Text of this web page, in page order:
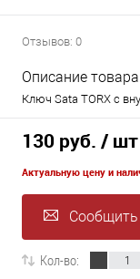
Отзывов: 0
Описание
Ключ Sata TORX с
130 руб. / шт
Актуальную цену и
Кол-во: